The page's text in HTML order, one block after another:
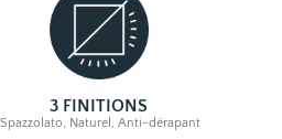
3 FINITIONS
Spazzolato, Naturel, Anti-dérapant